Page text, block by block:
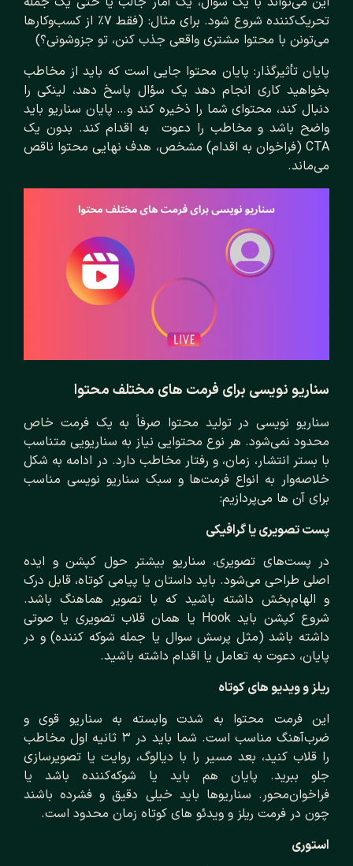
تحریک‌کننده شروع شود. برای مثال: (فقط ۷٪ از کسب‌و‌کارها
می‌تونن با محتوا مشتری واقعی جذب کنن، تو جزوشونی؟)
پایان تأثیرگذار: پایان محتوا جایی است که باید از مخاطب
بخواهید کاری انجام دهد یک سؤال پاسخ دهد، لینکی را
دنبال کند، محتوای شما را ذخیره کند و… پایان سناریو باید
واضح باشد و مخاطب را دعوت به اقدام کند. بدون یک
CTA (فراخوان به اقدام) مشخص، هدف نهایی محتوا ناقص
می‌ماند.
سناریو نویسی برای فرمت‌ های مختلف محتوا
سناریو نویسی در تولید محتوا صرفاً به یک فرمت خاص
محدود نمی‌شود. هر نوع محتوایی نیاز به سناریویی متناسب
با بستر انتشار، زمان، و رفتار مخاطب دارد. در ادامه به شکل
خلاصه‌وار به انواع فرمت‌ها و سبک سناریو نویسی مناسب
برای آن ها می‌پردازیم:
پست تصویری یا گرافیکی
در پست‌های تصویری، سناریو بیشتر حول کپشن و ایده
اصلی طراحی می‌شود. باید داستان یا پیامی کوتاه، قابل درک
و الهام‌بخش داشته باشید که با تصویر هماهنگ باشد.
شروع کپشن باید Hook یا همان قلاب تصویری یا صوتی
داشته باشد (مثل پرسش سوال یا جمله شوکه‌ کننده) و در
پایان، دعوت به تعامل یا اقدام داشته باشید.
ریلز و ویدیو های کوتاه
این فرمت محتوا به شدت وابسته به سناریو قوی و
ضرب‌آهنگ مناسب است. شما باید در ۳ ثانیه اول مخاطب
را قلاب کنید، بعد مسیر را با دیالوگ، روایت یا تصویرسازی
جلو ببرید. پایان هم باید یا شوکه‌کننده باشد یا
فراخوان‌محور. سناریوها باید خیلی دقیق و فشرده باشند
چون در فرمت ریلز و ویدئو های کوتاه زمان محدود است.
استوری